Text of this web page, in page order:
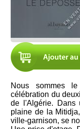
Nous sommes
célébration du
de l'Algérie. Dans
plaine de la
ville-garnison, se